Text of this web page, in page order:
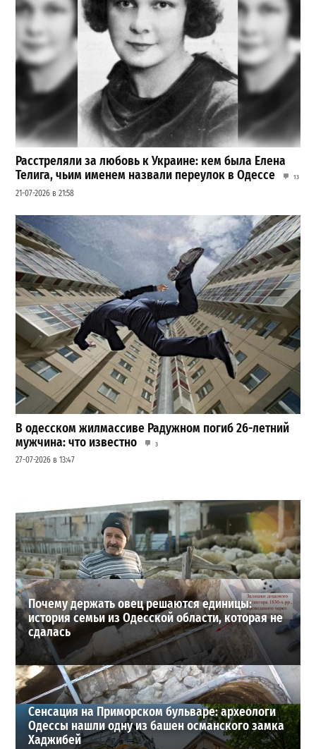
Расстреляли за любовь к Украине: кем была Елена
Телига, чьим именем назвали переулок в Одессе
13
21-07-2026 в 21:58
В одесском жилмассиве Радужном погиб 26-летний
мужчина: что известно
3
27-07-2026 в 13:47
Шезлонги, бунгало и VIP-зоны: сколько придется
заплатить за отдых в Аркадии
21-07-2026 в 19:23
ВИБОР РЕДАКЦИИ
Почему держать овец решаются единицы:
история семьи из Одесской области, которая не
сдалась
Сенсация на Приморском бульваре: археологи
Одессы нашли одну из башен османского замка
Хаджибей